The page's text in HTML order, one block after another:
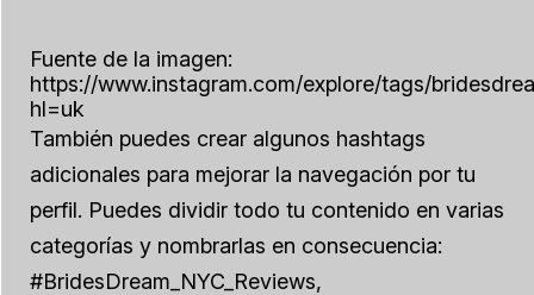
Fuente de la imagen:
https://www.instagram.com/explore/tags/
hl=uk
También puedes crear algunos hashtags
adicionales para mejorar la navegación por tu
perfil. Puedes dividir todo tu contenido en varias
categorías y nombrarlas en consecuencia:
#BridesDream_NYC_Reviews,